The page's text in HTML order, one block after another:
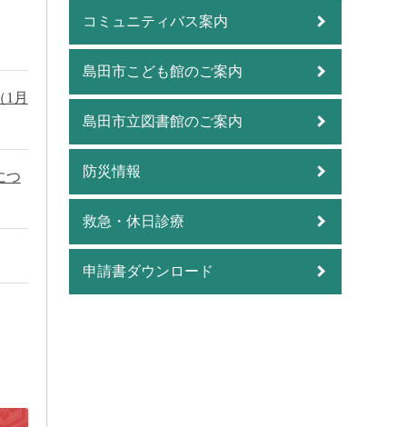
月
つ
コミュニティバス案内
島田市こども館のご案内
島田市立図書館のご案内
防災情報
救急・休日診療
申請書ダウンロード